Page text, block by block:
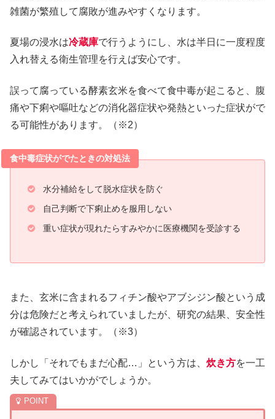
雑菌が繁殖して腐敗が進みやすくなります。
夏場の浸水は冷蔵庫で行うようにし、水は半日に一度程度
入れ替える衛生管理を行えば安心です。
誤って腐っている酵素玄米を食べて食中毒が起こると、腹
痛や下痢や嘔吐などの消化器症状や発熱といった症状がで
る可能性があります。（※2）
食中毒症状がでたときの対処法
水分補給をして脱水症状を防ぐ
自己判断で下痢止めを服用しない
重い症状が現れたらすみやかに医療機関を受診する
また、玄米に含まれるフィチン酸やアブシジン酸という成
分は危険だと考えられていましたが、研究の結果、安全性
が確認されています。（※3）
しかし「それでもまだ心配…」という方は、 炊き方を一工
夫してみてはいかがでしょうか。